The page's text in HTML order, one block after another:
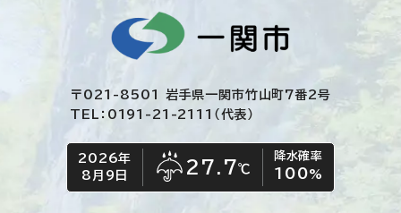
〒021-8501 岩手県一関市竹山町7番2号
TEL：0191-21-2111（代表）
今日の日付
2026年
8月9日
今日の天気
雨
27.7℃
降水確率
100%